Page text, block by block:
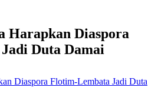
Harapkan Diaspora
Duta Damai